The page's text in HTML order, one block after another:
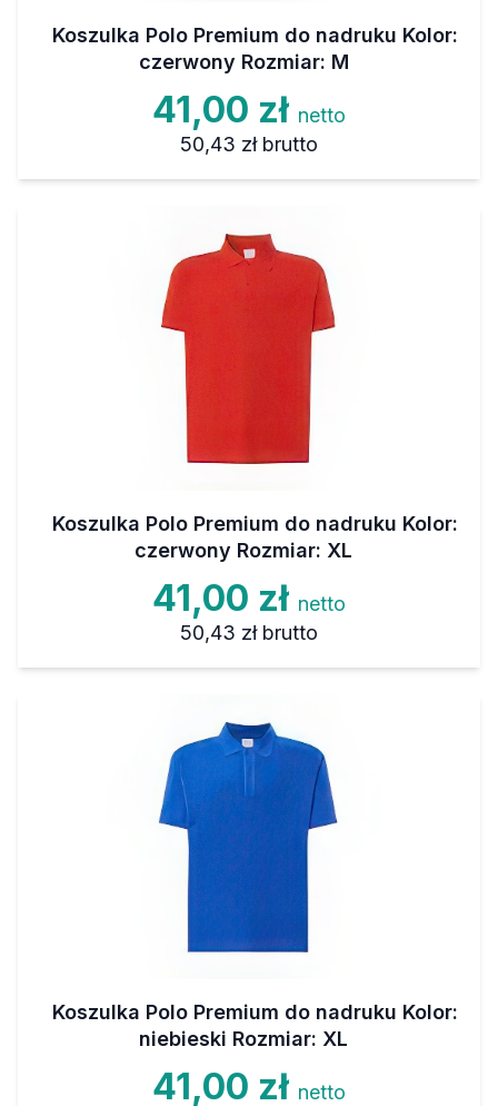
Koszulka Polo Premium do nadruku Kolor:
czerwony Rozmiar: M
41,00 zł netto
50,43 zł brutto
Koszulka Polo Premium do nadruku Kolor:
czerwony Rozmiar: XL
41,00 zł netto
50,43 zł brutto
Koszulka Polo Premium do nadruku Kolor:
niebieski Rozmiar: XL
41,00 zł netto